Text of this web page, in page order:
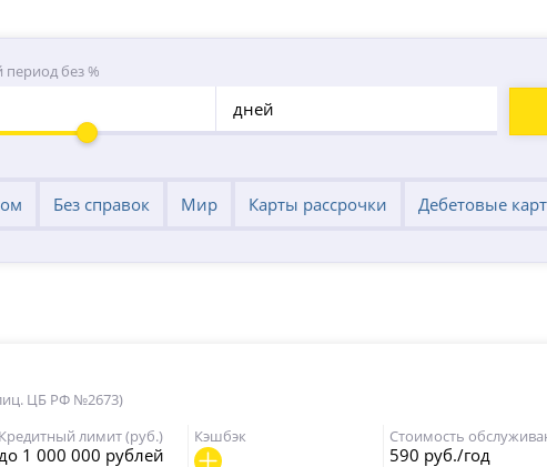
без %
дней
Без справок Мир Карты рассрочки Дебетовые
ЦБ РФ №2673)
Кредитный лимит (руб.)
до 1 000 000 рублей
Кэшбэк Стоимость
590 руб./год